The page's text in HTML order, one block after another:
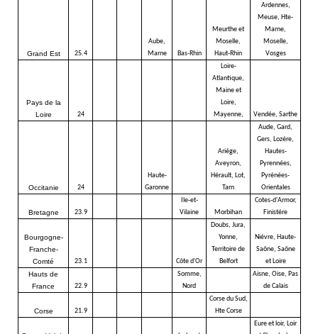
Grand Est 25.4
Aube,
Marne
Bas-Rhin
Meurthe et
Moselle,
Haut-Rhin
Ardennes,
Meuse, Hte-
Marne,
Moselle,
Vosges
Pays de la
Loire
24
Loire-
Atlantique,
Maine et
Loire,
Mayenne,
Vendée, Sarthe
Occitanie 24
Haute-
Garonne
Ariége,
Aveyron,
Hérault, Lot,
Tarn
Aude, Gard,
Gers, Lozére,
Hautes-
Pyrennées,
Pyrénées-
Orientales
Bretagne 23.9
Ile-et-
Vilaine
Morbihan
Cotes-d'Armor,
Finistére
Bourgogne-
Franche-
Comté
23.1 Côte d'Or
Doubs, Jura,
Yonne,
Territoire de
Belfort
Niévre, Haute-
Saône, Saône
et Loire
Hauts de
France
22.9
Somme,
Nord
Aisne, Oise, Pas
de Calais
Corse 21.9
Corse du Sud,
Hte Corse
Eure et loir, Loir